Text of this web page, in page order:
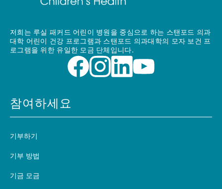
저희는 루실 패커드 어린이 병원을 중심으로 하는 스탠포드 의과
대학 어린이 건강 프로그램과 스탠포드 의과대학의 모자 보건 프
로그램을 위한 유일한 모금 단체입니다.
참여하세요
기부하기
기부 방법
기금 모금